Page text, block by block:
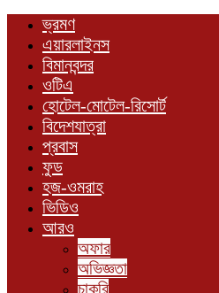
ভ্রমণ
এয়ারলাইনস
বিমানবন্দর
ওটিএ
হোটেল-মোটেল-রিসোর্ট
বিদেশযাত্রা
প্রবাস
ফুড
হজ-ওমরাহ
ভিডিও
আরও
অফার
অভিজ্ঞতা
চাকরি